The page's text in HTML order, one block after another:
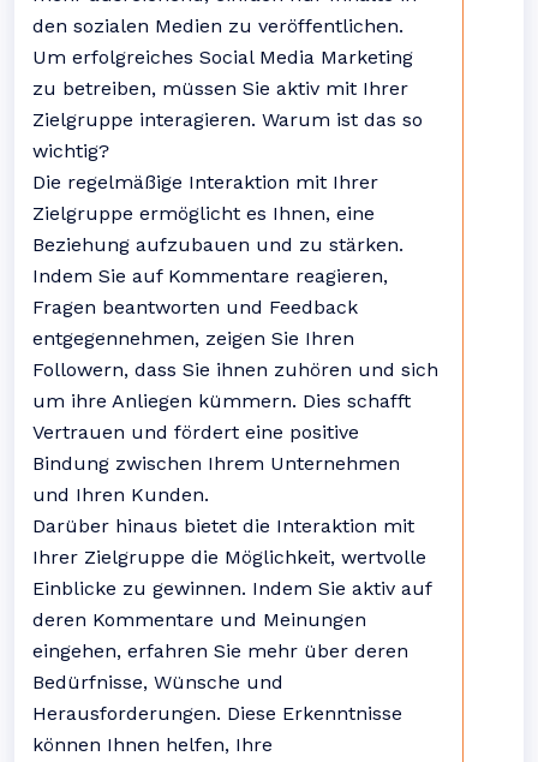
den sozialen Medien zu veröffentlichen.
Um erfolgreiches Social Media Marketing
zu betreiben, müssen Sie aktiv mit Ihrer
Zielgruppe interagieren. Warum ist das so
wichtig?
Die regelmäßige Interaktion mit Ihrer
Zielgruppe ermöglicht es Ihnen, eine
Beziehung aufzubauen und zu stärken.
Indem Sie auf Kommentare reagieren,
Fragen beantworten und Feedback
entgegennehmen, zeigen Sie Ihren
Followern, dass Sie ihnen zuhören und sich
um ihre Anliegen kümmern. Dies schafft
Vertrauen und fördert eine positive
Bindung zwischen Ihrem Unternehmen
und Ihren Kunden.
Darüber hinaus bietet die Interaktion mit
Ihrer Zielgruppe die Möglichkeit, wertvolle
Einblicke zu gewinnen. Indem Sie aktiv auf
deren Kommentare und Meinungen
eingehen, erfahren Sie mehr über deren
Bedürfnisse, Wünsche und
Herausforderungen. Diese Erkenntnisse
können Ihnen helfen, Ihre